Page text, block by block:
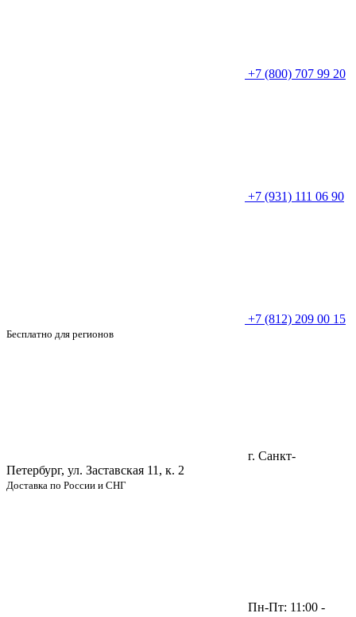
+7 (800) 707 99 20
+7 (931) 111 06 90
+7 (812) 209 00 15
Бесплатно для регионов
г. Санкт-
Петербург, ул. Заставская 11, к. 2
Доставка по России и СНГ
Пн-Пт: 11:00 -